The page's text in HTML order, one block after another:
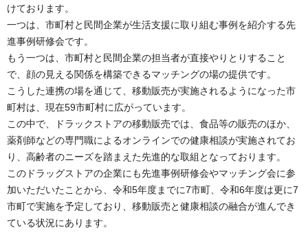
けております。
一つは、市町村と民間企業が生活支援に取り組む事例を紹介する先
進事例研修会です。
もう一つは、市町村と民間企業の担当者が直接やりとりすること
で、顔の見える関係を構築できるマッチングの場の提供です。
こうした連携の場を通じて、移動販売が実施されるようになった市
町村は、現在59市町村に広がっています。
この中で、ドラックストアの移動販売では、食品等の販売のほか、
薬剤師などの専門職によるオンラインでの健康相談が実施されてお
り、高齢者のニーズを踏まえた先進的な取組となっております。
このドラッグストアの企業にも先進事例研修会やマッチング会に参
加いただいたことから、令和5年度までに7市町、令和6年度は更に7
市町で実施を予定しており、移動販売と健康相談の融合が進んでき
ている状況にあります。